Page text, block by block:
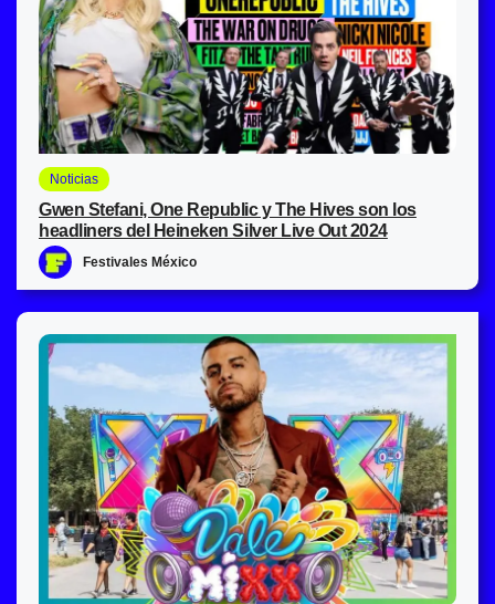
Noticias
Gwen Stefani, One Republic y The Hives son los
headliners del Heineken Silver Live Out 2024
Festivales México